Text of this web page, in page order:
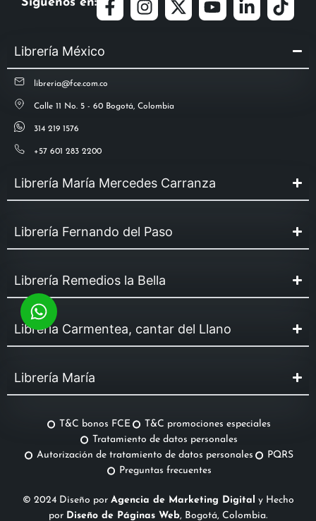
Síguenos en:
Librería México
libreria@fce.com.co
Calle 11 No. 5 - 60 Bogotá, Colombia
314 219 1576
+57 601 283 2200
Librería María Mercedes Carranza
Librería Fernando del Paso
Librería Remedios la Bella
Librería Carmentea, cantar del Llano
Librería María
T&C bonos FCE
T&C promociones especiales
Tratamiento de datos personales
Autorización de tratamiento de datos personales
PQRS
Preguntas frecuentes
© 2024 Diseño por Agencia de Marketing Digital y Hecho
por Diseño de Páginas Web, Bogotá, Colombia.